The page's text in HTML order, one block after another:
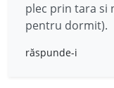
plec prin tara si
pentru dormit).
răspunde-i